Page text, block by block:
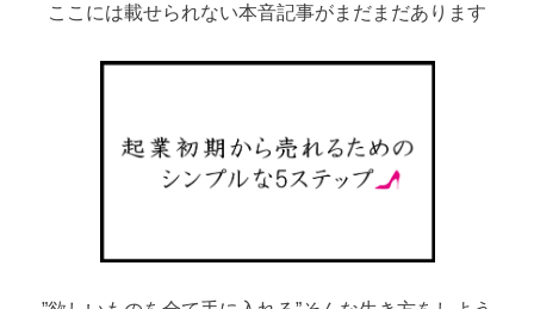
ここには載せられない本音記事がまだまだあります